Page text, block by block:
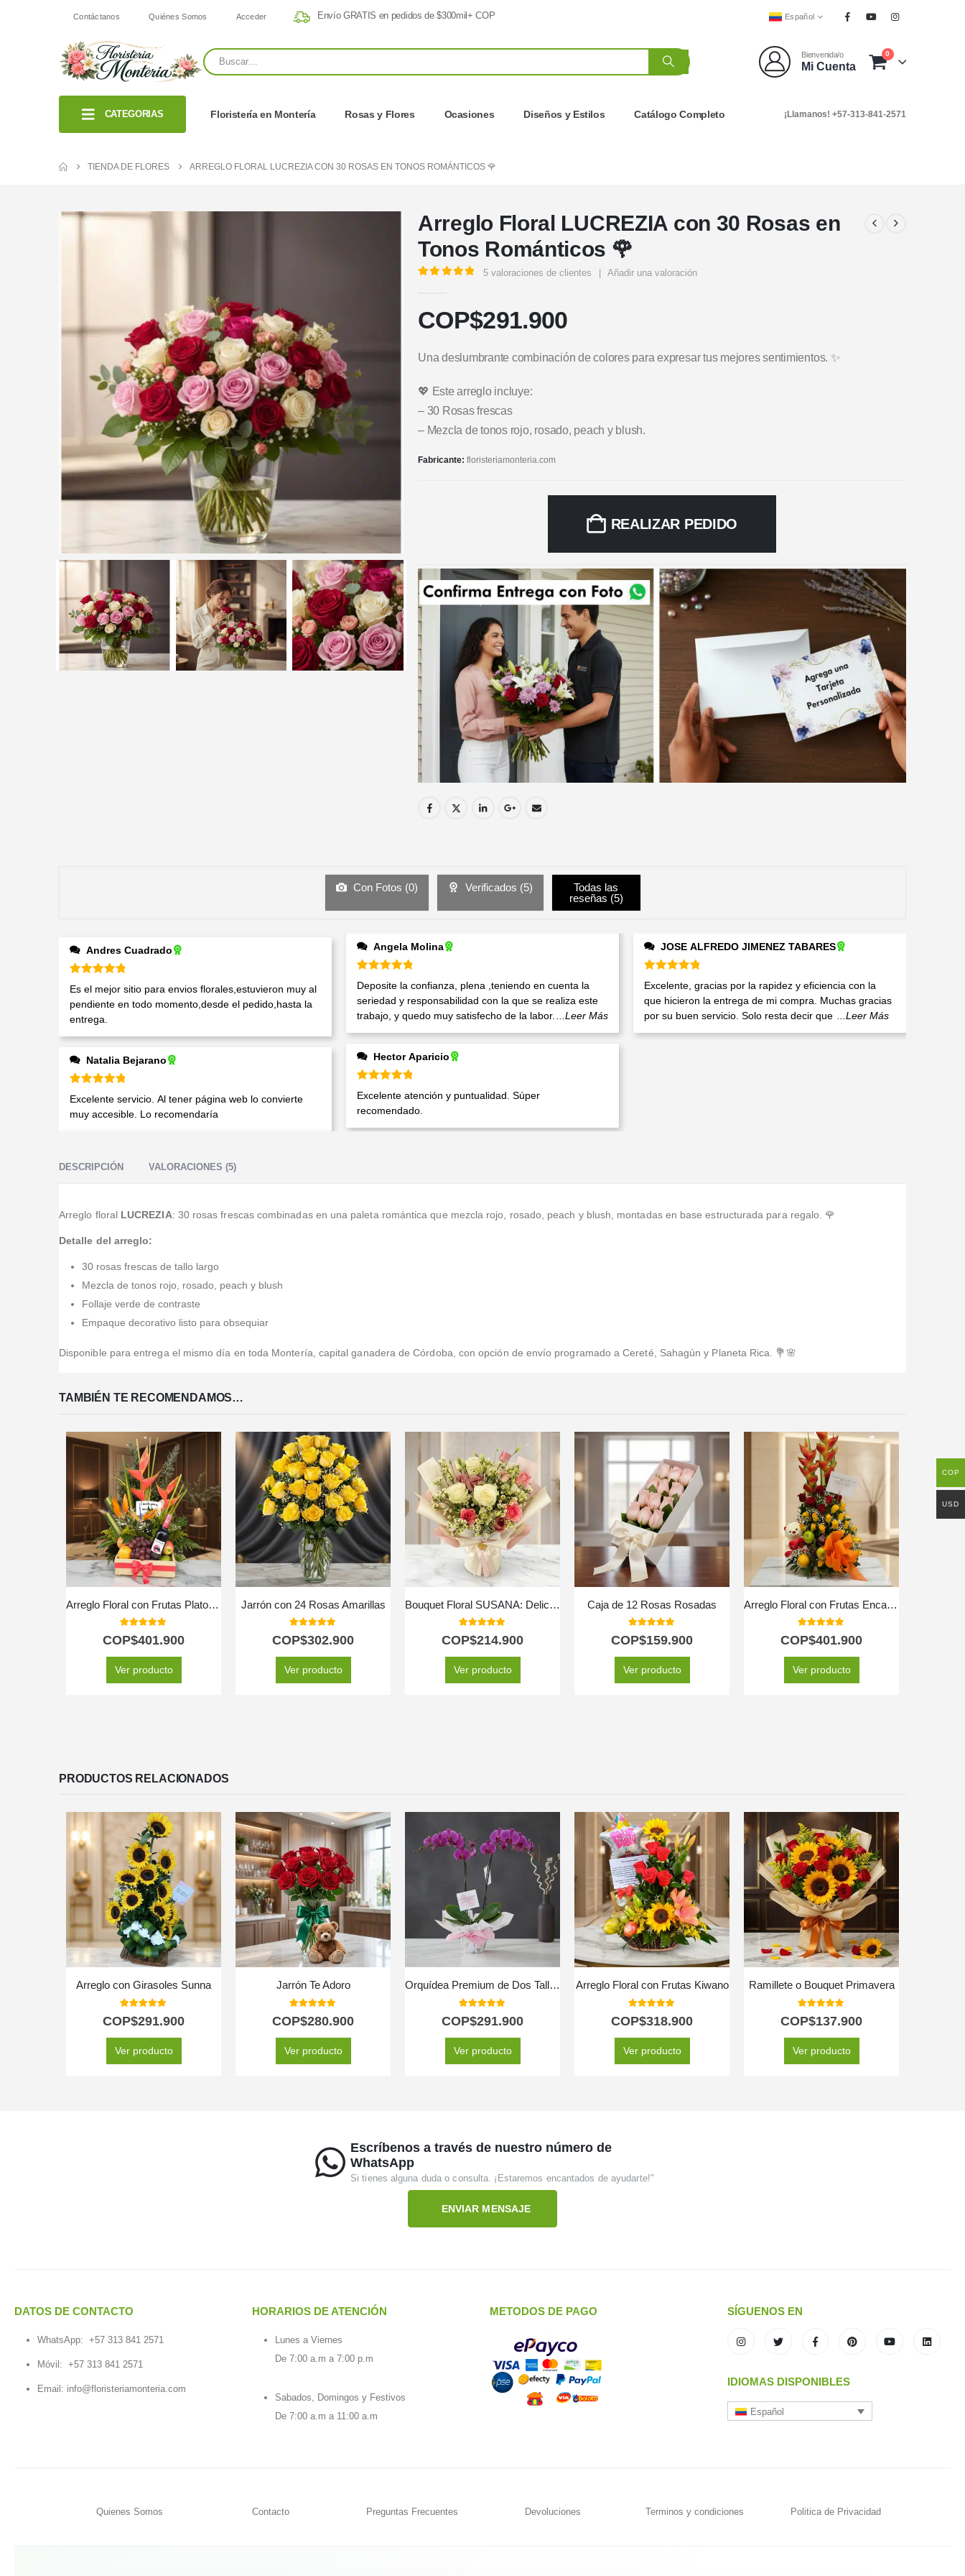
Contáctanos Quiénes Somos Acceder Envío GRATIS en pedidos de $300mil+ COP Español
Bienvenida/o
Mi Cuenta
0
CATEGORIAS Floristería en Montería Rosas y Flores Ocasiones Diseños y Estilos Catálogo Completo ¡Llamanos! +57-313-841-2571
TIENDA DE FLORES ARREGLO FLORAL LUCREZIA CON 30 ROSAS EN TONOS ROMÁNTICOS 🌹
Arreglo Floral LUCREZIA con 30 Rosas en
Tonos Románticos 🌹
5 valoraciones de clientes Añadir una valoración
COP$291.900
Una deslumbrante combinación de colores para expresar tus mejores sentimientos. ✨
💖 Este arreglo incluye:
– 30 Rosas frescas
– Mezcla de tonos rojo, rosado, peach y blush.
Fabricante: floristeriamonteria.com
REALIZAR PEDIDO
Con Fotos (0) Verificados (5)
Todas las
reseñas (5)
Andres Cuadrado
Valorado en 5
Es el mejor sitio para envios florales,estuvieron muy al
pendiente en todo momento,desde el pedido,hasta la
entrega.
Natalia Bejarano
Valorado en 5 de 5
Excelente servicio. Al tener página web lo convierte
muy accesible. Lo recomendaría
Angela Molina
Valorado en de 5
Deposite la confianza, plena ,teniendo en cuenta la
seriedad y responsabilidad con la que se realiza este
trabajo, y quedo muy satisfecho de la labor....Leer Más
Hector Aparicio
Valorado en de 5
Excelente atención y puntualidad. Súper
recomendado.
JOSE ALFREDO JIMENEZ TABARES
Valorado en de 5
Excelente, gracias por la rapidez y eficiencia con la
que hicieron la entrega de mi compra. Muchas gracias
por su buen servicio. Solo resta decir que ...Leer Más
DESCRIPCIÓN VALORACIONES (5)
Arreglo floral LUCREZIA: 30 rosas frescas combinadas en una paleta romántica que mezcla rojo, rosado, peach y blush, montadas en base estructurada para regalo. 🌹
Detalle del arreglo:
30 rosas frescas de tallo largo
Mezcla de tonos rojo, rosado, peach y blush
Follaje verde de contraste
Empaque decorativo listo para obsequiar
Disponible para entrega el mismo día en toda Montería, capital ganadera de Córdoba, con opción de envío programado a Cereté, Sahagún y Planeta Rica. 💐🌸
TAMBIÉN TE RECOMENDAMOS…
Arreglo Floral con Frutas Platonia
5.00
COP$401.900
Ver producto
Jarrón con 24 Rosas Amarillas
5.00
COP$302.900
Ver producto
Bouquet Floral SUSANA: Delicadeza en Rosas y Astromelias 🌿
5.00
COP$214.900
Ver producto
Caja de 12 Rosas Rosadas
5.00
COP$159.900
Ver producto
Arreglo Floral con Frutas Encanto
5.00
COP$401.900
Ver producto
PRODUCTOS RELACIONADOS
Arreglo con Girasoles Sunna
COP$291.900
Ver producto
Jarrón Te Adoro
COP$280.900
Ver producto
Orquídea Premium de Dos Tallos – Deluxe
COP$291.900
Ver producto
Arreglo Floral con Frutas Kiwano
COP$318.900
Ver producto
Ramillete o Bouquet Primavera
COP$137.900
Ver producto
Escríbenos a través de nuestro número de
WhatsApp
Si tienes alguna duda o consulta. ¡Estaremos encantados de ayudarte!"
ENVIAR MENSAJE
DATOS DE CONTACTO
WhatsApp: +57 313 841 2571
Móvil: +57 313 841 2571
Email: info@floristeriamonteria.com
HORARIOS DE ATENCIÓN
Lunes a Viernes
De 7:00 a.m a 7:00 p.m
Sabados, Domingos y Festivos
De 7:00 a.m a 11:00 a.m
METODOS DE PAGO SÍGUENOS EN
IDIOMAS DISPONIBLES
Español
Quienes Somos Contacto Preguntas Frecuentes Devoluciones Terminos y condiciones Politica de Privacidad
COP
USD